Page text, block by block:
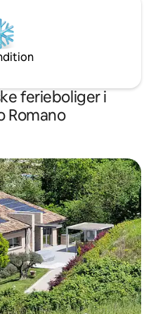
ferieboliger i
Romano